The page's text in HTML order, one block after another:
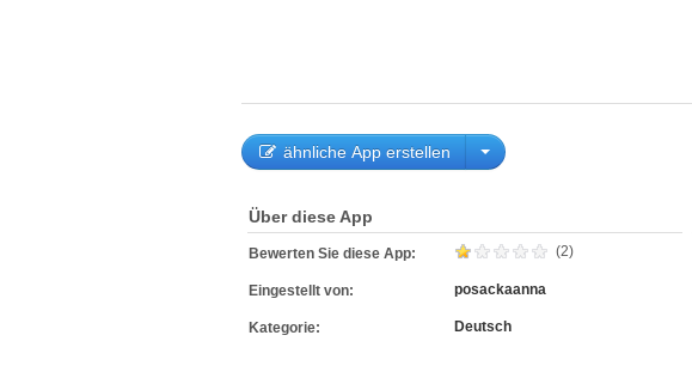
ähnliche App erstellen
Über diese App
Bewerten Sie diese App: (2)
Eingestellt von: posackaanna
Kategorie: Deutsch